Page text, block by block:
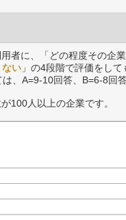
者に、「どの程度その企
ない 」の4段階で評価をして
、A=9-10回答、B=6-8回
100人以上の企業です。